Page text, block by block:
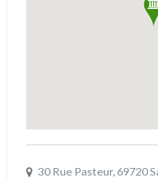
30 Rue Pasteur, 69720